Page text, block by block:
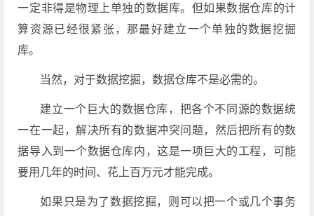
一定非得是物理上单独的数据库。但如果数据仓库的计
算资源已经很紧张，那最好建立一个单独的数据挖掘
库。
当然，对于数据挖掘，数据仓库不是必需的。
建立一个巨大的数据仓库，把各个不同源的数据统
一在一起，解决所有的数据冲突问题，然后把所有的数
据导入到一个数据仓库内，这是一项巨大的工程，可能
要用几年的时间、花上百万元才能完成。
如果只是为了数据挖掘，则可以把一个或几个事务